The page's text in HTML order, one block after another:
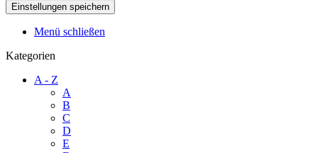
Menü schließen
Kategorien
A - Z
A
B
C
D
E